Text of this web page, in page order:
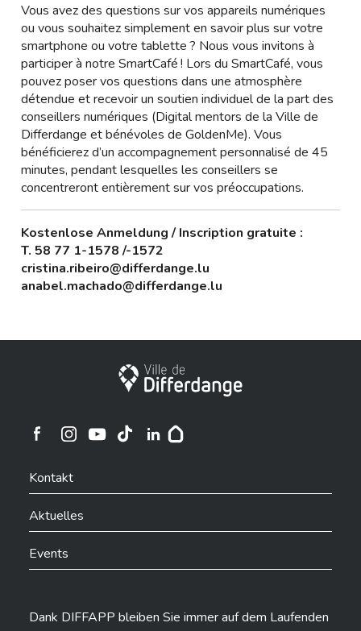
Vous avez des questions sur vos appareils numériques
ou vous souhaitez simplement en savoir plus sur votre
smartphone ou votre tablette ? Nous vous invitons à
participer à notre SmartCafé ! Lors du SmartCafé, vous
pouvez poser vos questions dans une atmosphère
détendue et recevoir un soutien individuel de la part des
conseillers numériques (Digital mentors de la Ville de
Differdange et bénévoles de GoldenMe). Vous
bénéficierez d’un accompagnement personnalisé de 45
minutes, pendant lesquelles les conseillers se
concentreront entièrement sur vos préoccupations.
Kostenlose Anmeldung / Inscription gratuite :
T. 58 77 1-1578 /-1572
cristina.ribeiro@differdange.lu
anabel.machado@differdange.lu
Stadt Differdingen
Ville de Differdange sur Instagram
Kontakt
Aktuelles
Events
Dank DIFFAPP bleiben Sie immer auf dem Laufenden